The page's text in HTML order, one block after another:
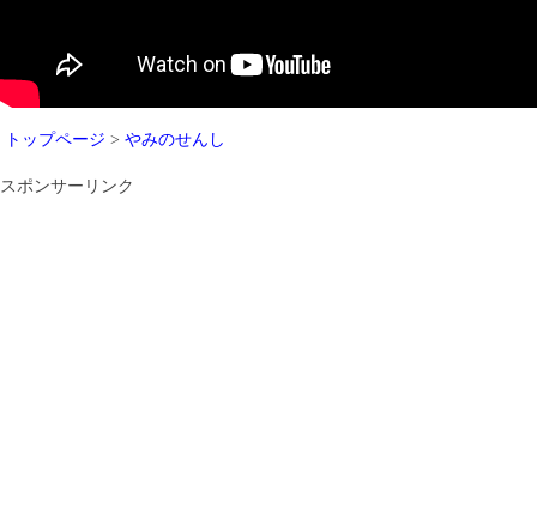
トップページ > やみのせんし
スポンサーリンク